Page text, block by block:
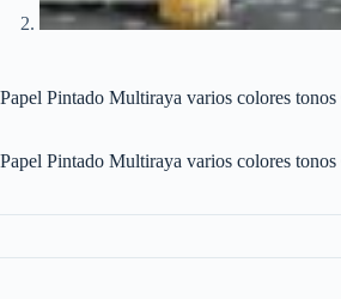
Papel Pintado Multiraya varios colores tonos
Papel Pintado Multiraya varios colores tonos